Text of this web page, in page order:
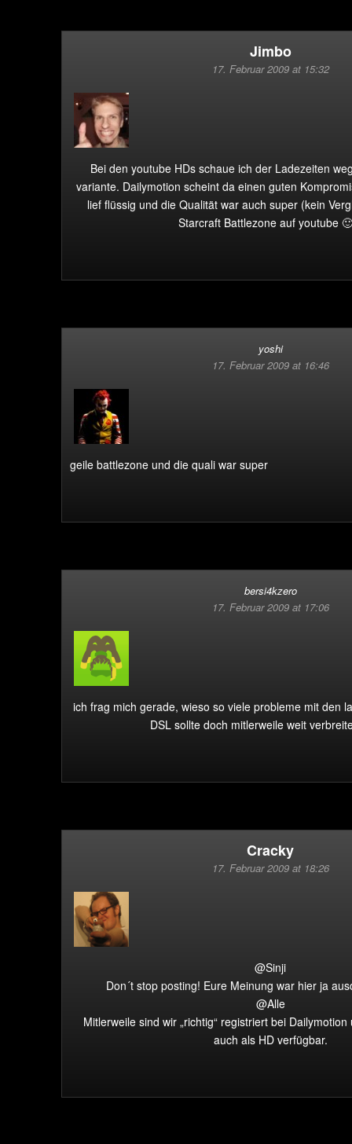
Jimbo
17. Februar 2009 at 15:32
Bei den youtube HDs schaue ich der Ladezeiten
variante. Dailymotion scheint da einen guten
lief flüssig und die Qualität war auch super (kein
Starcraft Battlezone auf youtube
yoshi
17. Februar 2009 at 16:46
geile battlezone und die quali war super
bersi4kzero
17. Februar 2009 at 17:06
ich frag mich gerade, wieso so viele probleme mit den
DSL sollte doch mitlerweile weit
Cracky
17. Februar 2009 at 18:26
@Sinji
Don´t stop posting! Eure Meinung war hier ja
@Alle
Mitlerweile sind wir „richtig“ registriert bei
auch als HD verfügbar.